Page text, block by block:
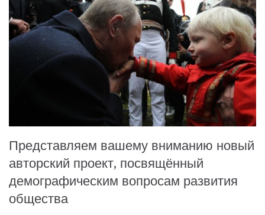
Представляем вашему вниманию новый
авторский проект, посвящённый
демографическим вопросам развития
общества